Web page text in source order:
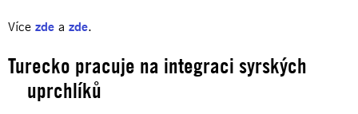
Více zde a zde.
Turecko pracuje na integraci syrských
uprchlíků